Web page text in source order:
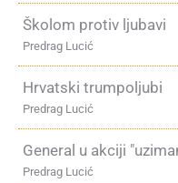
Školom protiv ljubavi
Predrag Lucić
Hrvatski trumpoljubi
Predrag Lucić
General u akciji
Predrag Lucić